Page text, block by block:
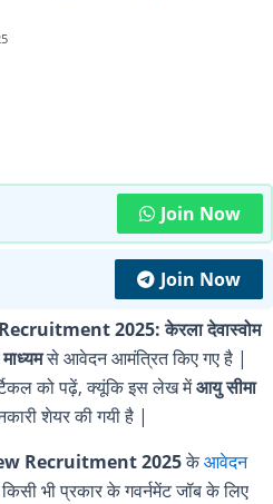
Join Now
Join Now
2025: केरला देवास्वोम
से आवेदन आमंत्रित किए गए है |
को पढ़ें, क्यूंकि इस लेख मेंआयु सीमा
शेयर की गयी है |
Recruitment 2025केआवेदन
भी प्रकार के गवर्नमेंट जॉब के लिए